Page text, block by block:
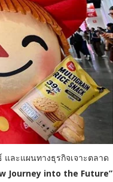
ละแผนทางธุรกิจเจาะตลาด
Journey into the Future”